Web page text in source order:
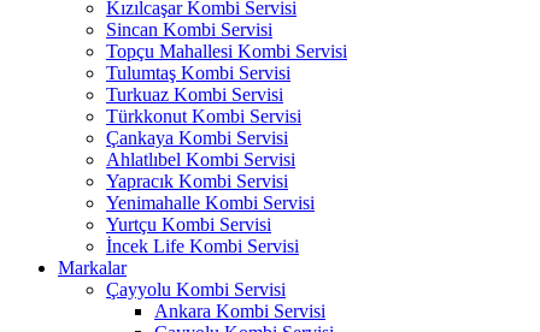
Kızılcaşar Kombi Servisi
Sincan Kombi Servisi
Topçu Mahallesi Kombi Servisi
Tulumtaş Kombi Servisi
Turkuaz Kombi Servisi
Türkkonut Kombi Servisi
Çankaya Kombi Servisi
Ahlatlıbel Kombi Servisi
Yapracık Kombi Servisi
Yenimahalle Kombi Servisi
Yurtçu Kombi Servisi
İncek Life Kombi Servisi
Markalar
Çayyolu Kombi Servisi
Ankara Kombi Servisi